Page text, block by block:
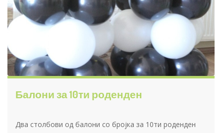
Балони за 10ти роденден
Два столбови од балони со бројка за 10ти роденден